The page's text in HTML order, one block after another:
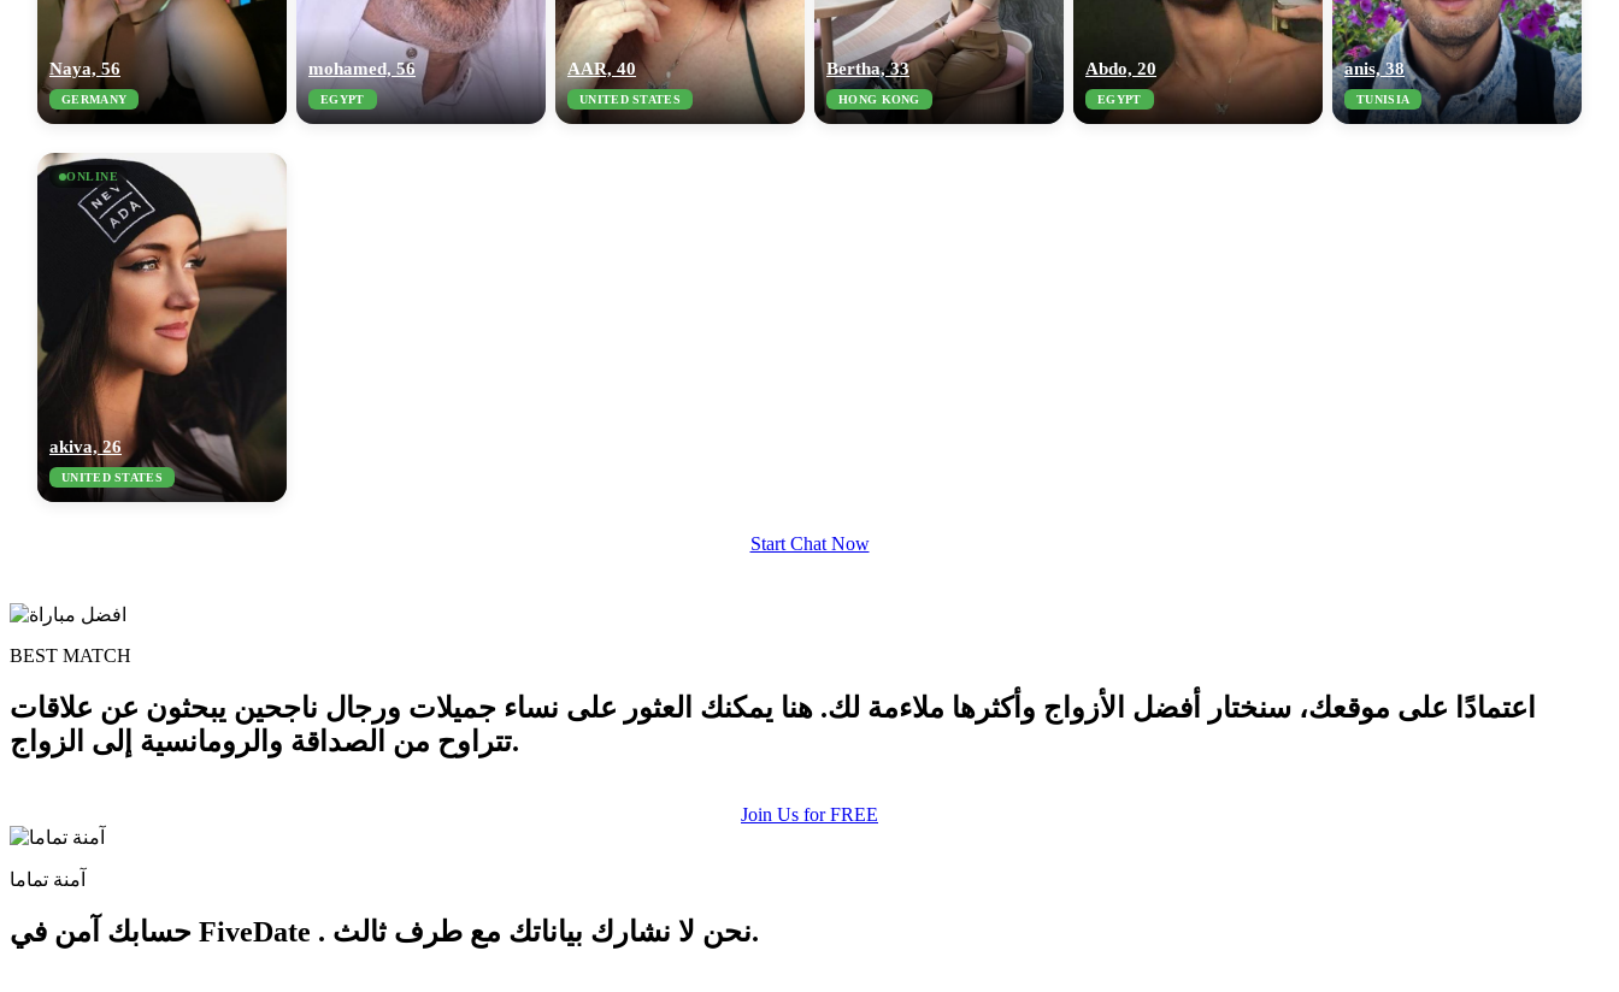
Naya, 56
GERMANY
mohamed, 56
EGYPT
AAR, 40
UNITED STATES
Bertha, 33
HONG KONG
Abdo, 20
EGYPT
anis, 38
TUNISIA
ONLINE
akiva, 26
UNITED STATES
Start Chat Now
BEST MATCH
اعتمادًا على موقعك، سنختار أفضل الأزواج وأكثرها ملاءمة لك. هنا يمكنك العثور على نساء جميلات ورجال ناجحين يبحثون عن علاقات
تتراوح من الصداقة والرومانسية إلى الزواج.
Join Us for FREE
آمنة تماما
حسابك آمن في FiveDate . نحن لا نشارك بياناتك مع طرف ثالث.
×10 more visibility